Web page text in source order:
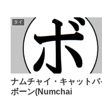
タイ
ナムチャイ・キャットパ
ボーン(Numchai